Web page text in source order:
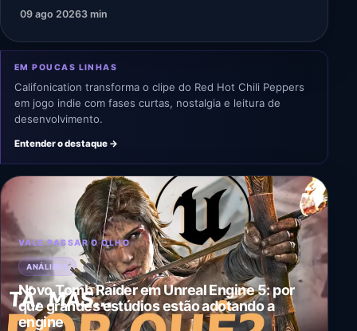
09 ago 20263 min
EM POUCAS LINHAS
Califonication transforma o clipe do Red Hot Chili Peppers
em jogo indie com fases curtas, nostalgia e leitura de
desenvolvimento.
Entender o destaque →
VALE PASSAR O OLHO
ANÁLISES
Novo Tomb Raider em Unreal Engine 5: por
que grandes estúdios estão adotando a
engine